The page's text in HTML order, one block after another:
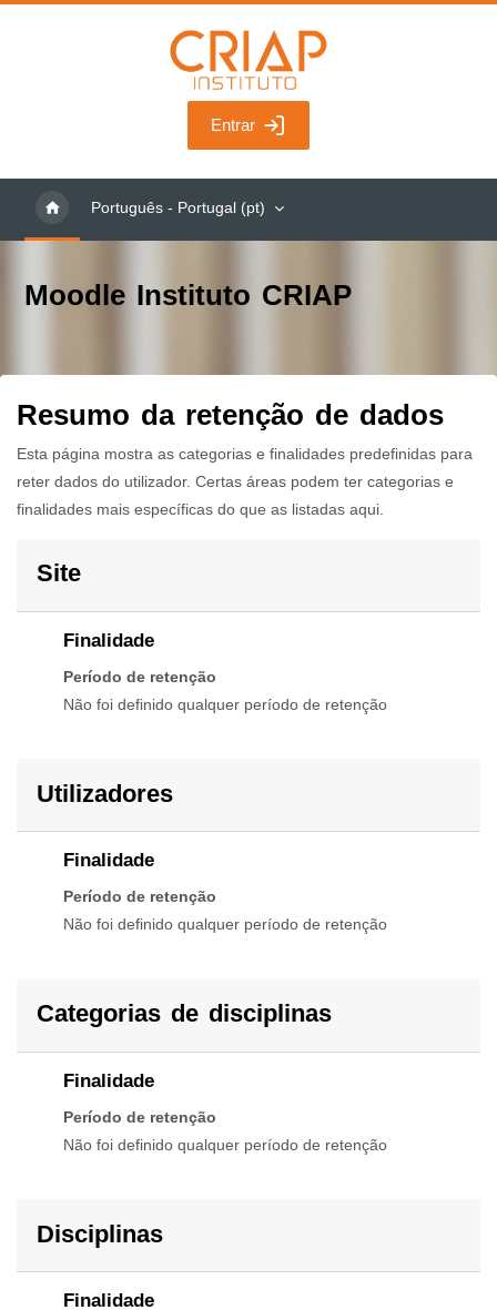
Entrar
Português - Portugal ‎(pt)‎
Moodle Instituto CRIAP
Resumo da retenção de dados
Esta página mostra as categorias e finalidades predefinidas para
reter dados do utilizador. Certas áreas podem ter categorias e
finalidades mais específicas do que as listadas aqui.
Site
Finalidade
Período de retenção
Não foi definido qualquer período de retenção
Utilizadores
Finalidade
Período de retenção
Não foi definido qualquer período de retenção
Categorias de disciplinas
Finalidade
Período de retenção
Não foi definido qualquer período de retenção
Disciplinas
Finalidade